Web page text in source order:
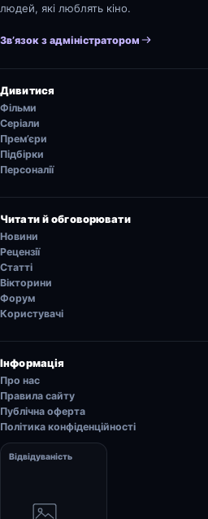
людей, які люблять кіно.
Зв’язок з адміністратором
Дивитися
Фільми
Серіали
Прем’єри
Підбірки
Персоналії
Читати й обговорювати
Новини
Рецензії
Статті
Вікторини
Форум
Користувачі
Інформація
Про нас
Правила сайту
Публічна оферта
Політика конфіденційності
Відвідуваність